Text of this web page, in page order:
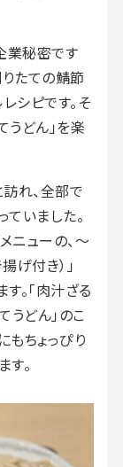
業秘密です
たての鯖節
シピです。そ
うどん」を楽
れ、全部で
いました。
ニューの、〜
げ付き）」
。「肉汁ざる
うどん」のこ
もちょっぴり
。